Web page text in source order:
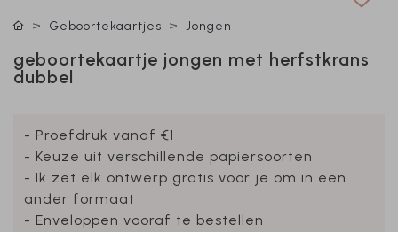
Geboortekaartjes Jongen
geboortekaartje jongen met herfstkrans
dubbel
- Proefdruk vanaf €1
- Keuze uit verschillende papiersoorten
- Ik zet elk ontwerp gratis voor je om in een
ander formaat
- Enveloppen vooraf te bestellen